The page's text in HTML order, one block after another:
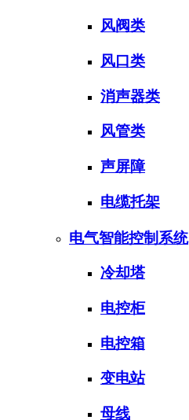
风阀类
风口类
消声器类
风管类
声屏障
电缆托架
电气智能控制系统
冷却塔
电控柜
电控箱
变电站
母线